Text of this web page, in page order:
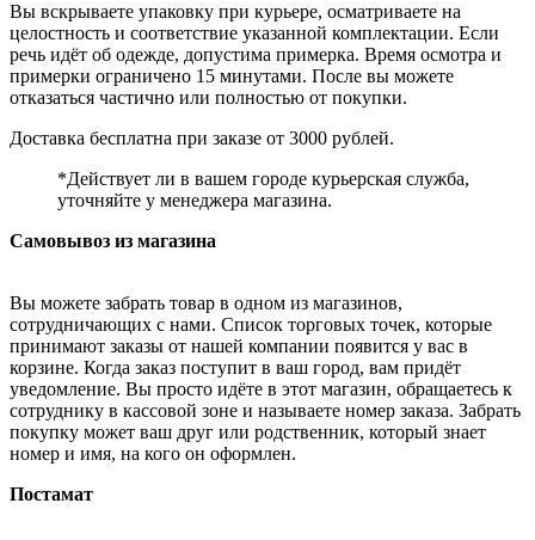
Вы вскрываете упаковку при курьере, осматриваете на
целостность и соответствие указанной комплектации. Если
речь идёт об одежде, допустима примерка. Время осмотра и
примерки ограничено 15 минутами. После вы можете
отказаться частично или полностью от покупки.
Доставка бесплатна при заказе от 3000 рублей.
*Действует ли в вашем городе курьерская служба,
уточняйте у менеджера магазина.
Самовывоз из магазина
Вы можете забрать товар в одном из магазинов,
сотрудничающих с нами. Список торговых точек, которые
принимают заказы от нашей компании появится у вас в
корзине. Когда заказ поступит в ваш город, вам придёт
уведомление. Вы просто идёте в этот магазин, обращаетесь к
сотруднику в кассовой зоне и называете номер заказа. Забрать
покупку может ваш друг или родственник, который знает
номер и имя, на кого он оформлен.
Постамат